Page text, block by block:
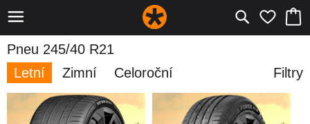
Pneu 245/40 R21
Letní
Zimní Celoroční Filtry